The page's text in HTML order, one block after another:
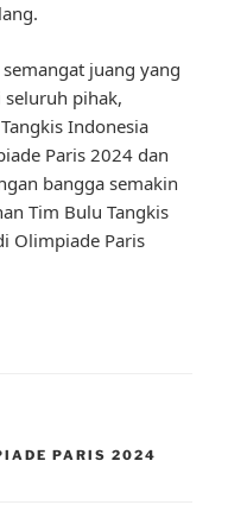
juang yang
pihak,
Indonesia
Paris 2024 dan
bangga semakin
Tim Bulu Tangkis
Olimpiade Paris
PARIS 2024